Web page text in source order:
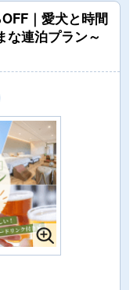
｜愛犬と時間
な連泊プラン～